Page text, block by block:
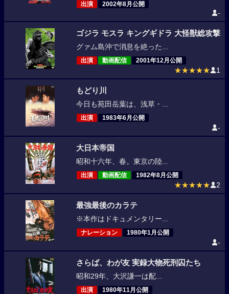
出演 2002年8月公開
-
ゴジラ モスラ キングギドラ 大怪獣総攻撃
グァム島沖で消息を絶った...
出演 動画配信 2001年12月公開
★★★★★ 1
もどり川
今日も苑田岳葉は、浅草・...
出演 1983年6月公開
-
大日本帝国
昭和十六年、春。東京の陸...
出演 動画配信 1982年8月公開
★★★★★ 2
最強最後のカラテ
※本作はドキュメンタリー...
ナレーション 1980年1月公開
-
さらば、わが友 実録大物死刑囚たち
昭和29年、大沢謙一は配...
出演 1980年11月公開